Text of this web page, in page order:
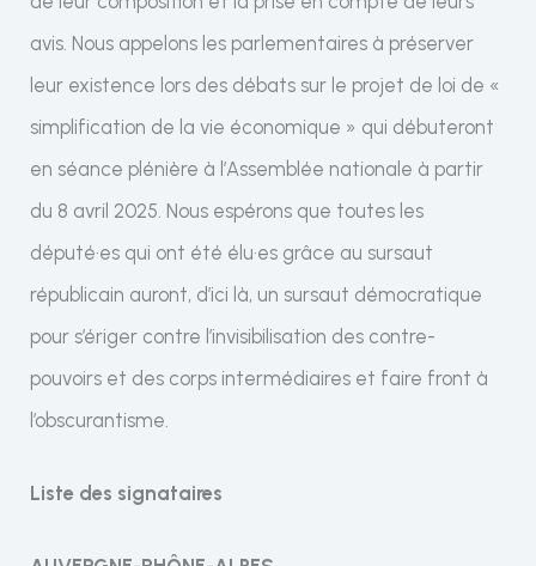
avis. Nous appelons les parlementaires à préserver
leur existence lors des débats sur le projet de loi de «
simplification de la vie économique » qui débuteront
en séance plénière à l’Assemblée nationale à partir
du 8 avril 2025. Nous espérons que toutes les
député·es qui ont été élu·es grâce au sursaut
républicain auront, d’ici là, un sursaut démocratique
pour s’ériger contre l’invisibilisation des contre-
pouvoirs et des corps intermédiaires et faire front à
l’obscurantisme.
Liste des signataires